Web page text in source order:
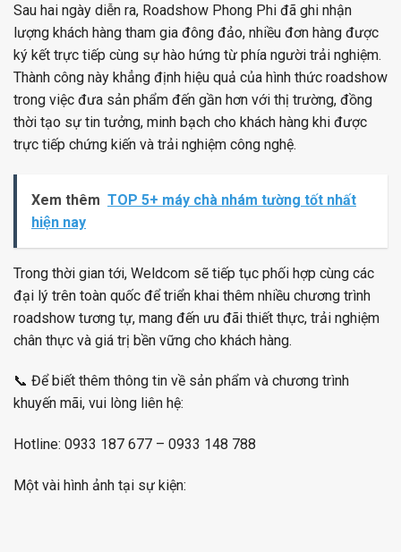
Sau hai ngày diễn ra, Roadshow Phong Phi đã ghi nhận
lượng khách hàng tham gia đông đảo, nhiều đơn hàng được
ký kết trực tiếp cùng sự hào hứng từ phía người trải nghiệm.
Thành công này khẳng định hiệu quả của hình thức roadshow
trong việc đưa sản phẩm đến gần hơn với thị trường, đồng
thời tạo sự tin tưởng, minh bạch cho khách hàng khi được
trực tiếp chứng kiến và trải nghiệm công nghệ.
Xem thêm TOP 5+ máy chà nhám tường tốt nhất
hiện nay
Trong thời gian tới, Weldcom sẽ tiếp tục phối hợp cùng các
đại lý trên toàn quốc để triển khai thêm nhiều chương trình
roadshow tương tự, mang đến ưu đãi thiết thực, trải nghiệm
chân thực và giá trị bền vững cho khách hàng.
📞 Để biết thêm thông tin về sản phẩm và chương trình
khuyến mãi, vui lòng liên hệ:
Hotline: 0933 187 677 – 0933 148 788
Một vài hình ảnh tại sự kiện: